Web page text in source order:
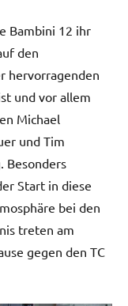
Bambini 12 ihr
den
hervorragenden
und vor allem
Michael
und Tim
Besonders
Start in diese
bei den
treten am
gegen den TC